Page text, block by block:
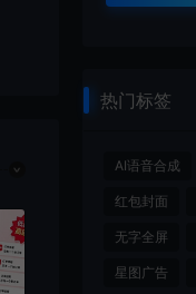
热门标签
AI语音合成
红包封面
无字全屏
星图广告